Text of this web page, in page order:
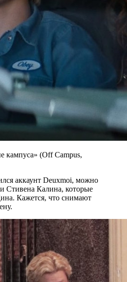
кампуса» (Off Campus,
аккаунт Deuxmoi, можно
Стивена Калина, которые
Кажется, что снимают